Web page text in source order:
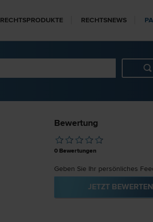
RECHTSPRODUKTE RECHTSNEWS
Bewertung
0Bewertungen
Geben Sie Ihr persönliches
JETZT BEWERTEN